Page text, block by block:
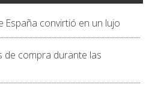
España convirtió en un lujo
de compra durante las